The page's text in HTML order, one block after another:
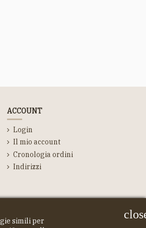
ACCOUNT
Login
Il mio account
Cronologia ordini
Indirizzi
simili per